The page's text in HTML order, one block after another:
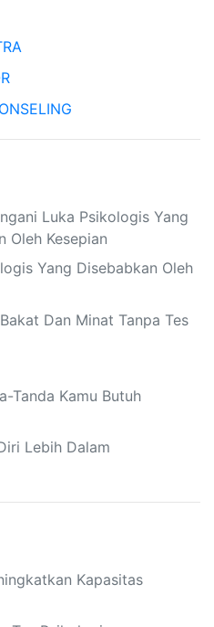
Luka Psikologis Yang
Oleh Kesepian
Yang Disebabkan Oleh
Dan Minat Tanpa Tes
Tanda Kamu Butuh
Lebih Dalam
Kapasitas